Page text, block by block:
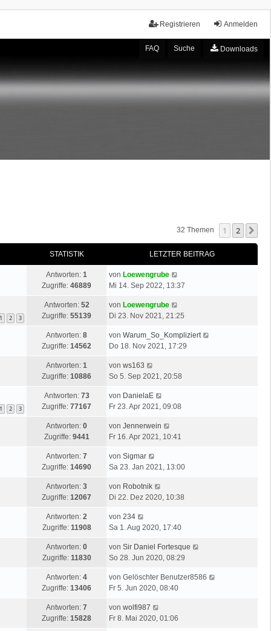
Anmelden
Registrieren
FAQ Suche Downloads
32 Themen 1 2
STATISTIK LETZTER BEITRAG
Antworten: 1
Zugriffe: 46889
von Loewengrube
Mi 14. Sep 2022, 13:37
1 2 3
Antworten: 52
Zugriffe: 55139
von Loewengrube
Di 23. Nov 2021, 21:25
Antworten: 8
Zugriffe: 14562
von Warum_So_Kompliziert
Do 18. Nov 2021, 17:29
Antworten: 1
Zugriffe: 10886
von ws163
So 5. Sep 2021, 20:58
1 2 3
Antworten: 73
Zugriffe: 77167
von DanielaE
Fr 23. Apr 2021, 09:08
Antworten: 0
Zugriffe: 9441
von Jennerwein
Fr 16. Apr 2021, 10:41
Antworten: 7
Zugriffe: 14690
von Sigmar
Sa 23. Jan 2021, 13:00
Antworten: 3
Zugriffe: 12067
von Robotnik
Di 22. Dez 2020, 10:38
Antworten: 2
Zugriffe: 11908
von 234
Sa 1. Aug 2020, 17:40
Antworten: 0
Zugriffe: 11830
von Sir Daniel Fortesque
So 28. Jun 2020, 08:29
Antworten: 4
Zugriffe: 13406
von Gelöschter Benutzer8586
Fr 5. Jun 2020, 08:40
Antworten: 7
Zugriffe: 15828
von wolfi987
Fr 8. Mai 2020, 01:06